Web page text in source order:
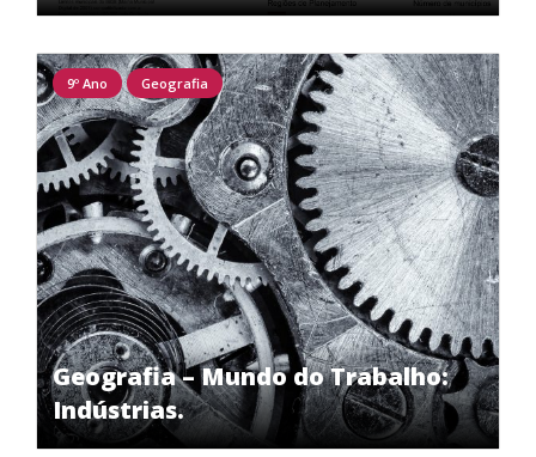
Geografia – Mundo do Trabalho:
Indústrias.
9º Ano Geografia